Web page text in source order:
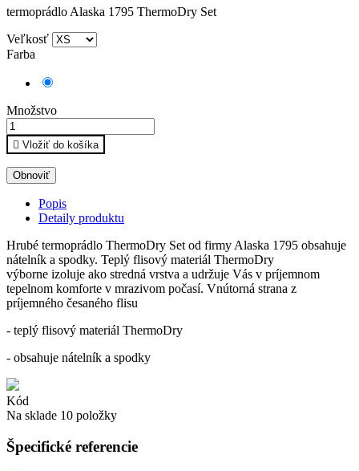
termoprádlo Alaska 1795 ThermoDry Set
Veľkosť
Farba
Množstvo
 Vložiť do košíka
Popis
Detaily produktu
Hrubé termoprádlo ThermoDry Set od firmy Alaska 1795 obsahuje
nátelník a spodky. Teplý flisový materiál ThermoDry
výborne izoluje ako stredná vrstva a udržuje Vás v príjemnom
tepelnom komforte v mrazivom počasí. Vnútorná strana z
príjemného česaného flisu
- teplý flisový materiál ThermoDry
- obsahuje nátelník a spodky
Kód
Na sklade 10 položky
Špecifické referencie